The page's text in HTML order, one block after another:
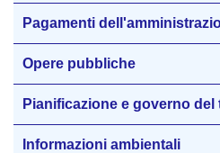
Pagamenti
Opere pubbliche
Pianificazione e governo del
Informazioni ambientali